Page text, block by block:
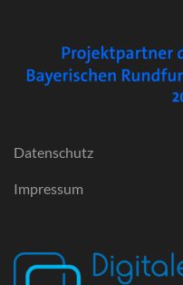
Datenschutz
Impressum